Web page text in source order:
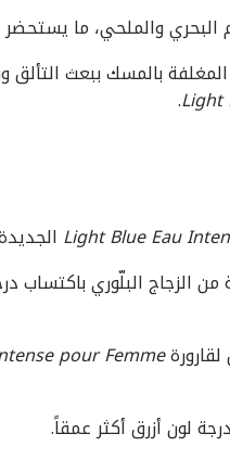
والملحي، ما يستحضر
بالمسك ببعث التألق
Light
.
Light Blue Eau
الزجاج البلّوري باكتساب
pour Femme
لون أزرق أكثر عمقاً.